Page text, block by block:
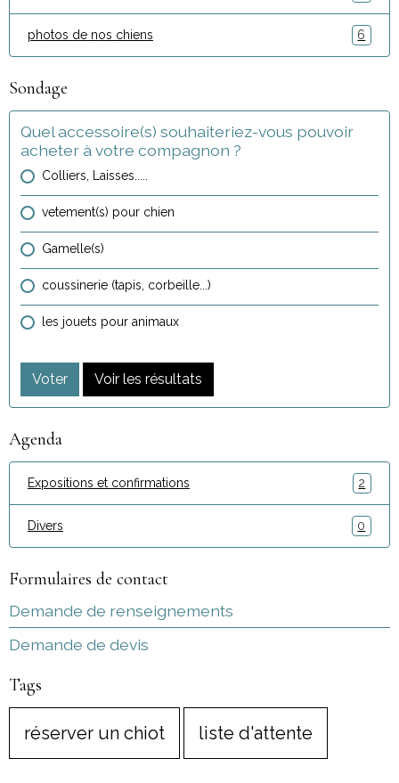
photos de nos chiens 6
Sondage
Quel accessoire(s) souhaiteriez-vous pouvoir
acheter à votre compagnon ?
Colliers, Laisses.....
vetement(s) pour chien
Gamelle(s)
coussinerie (tapis, corbeille...)
les jouets pour animaux
Voter Voir les résultats
Agenda
Expositions et confirmations 2
Divers 0
Formulaires de contact
Demande de renseignements
Demande de devis
Tags
réserver un chiot liste d'attente